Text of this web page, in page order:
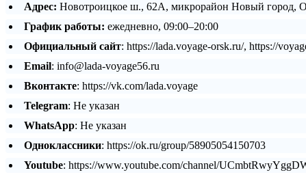
Адрес: Новотроицкое ш., 62А, микрорайон Новый город,
График работы: ежедневно, 09:00–20:00
Официальный сайт: https://lada.voyage-orsk.ru/, https://
Email: info@lada-voyage56.ru
Вконтакте: https://vk.com/lada.voyage
Telegram: Не указан
WhatsApp: Не указан
Одноклассники: https://ok.ru/group/58905054150703
Youtube: https://www.youtube.com/channel/